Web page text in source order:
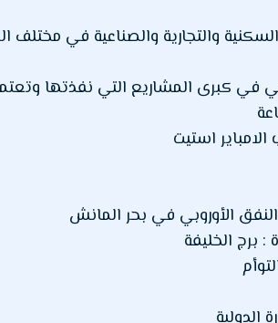
والتجارية والصناعية في مختلف
في كبرى المشاريع التي نفذتها
استيت
الأوروبي في بحر المانش
: برج الخليفة